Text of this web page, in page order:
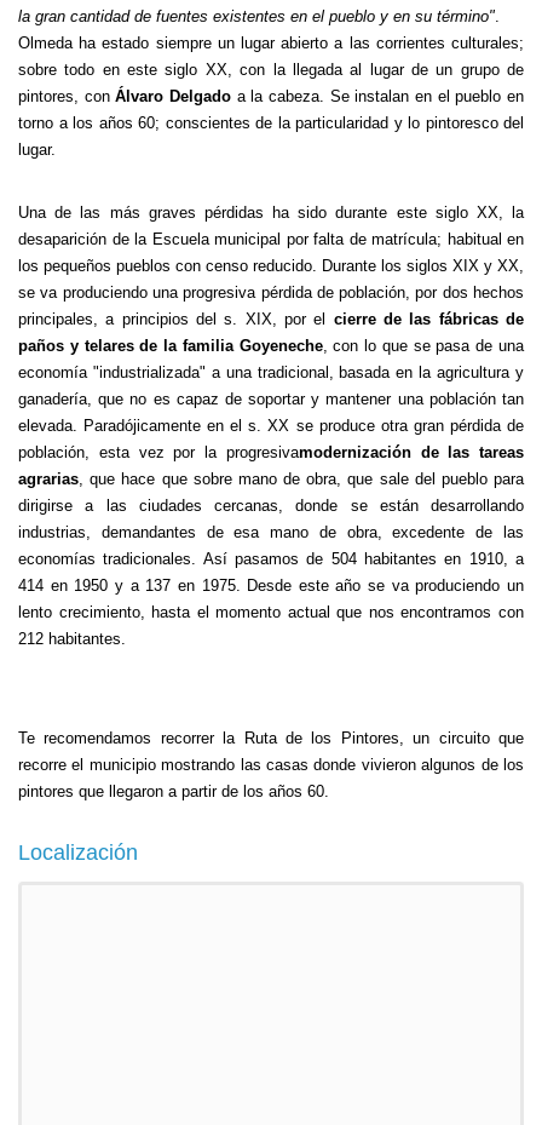
la gran cantidad de fuentes existentes en el pueblo y en su término".
Olmeda ha estado siempre un lugar abierto a las corrientes culturales;
sobre todo en este siglo XX, con la llegada al lugar de un grupo de
pintores, conÁlvaro Delgado a la cabeza. Se instalan en el pueblo en
torno a los años 60; conscientes de la particularidad y lo pintoresco del
lugar.
Una de las más graves pérdidas ha sido durante este siglo XX, la
desaparición de la Escuela municipal por falta de matrícula; habitual en
los pequeños pueblos con censo reducido. Durante los siglos XIX y XX,
se va produciendo una progresiva pérdida de población, por dos hechos
principales, a principios del s. XIX, por el cierre de las fábricas de
paños y telares de la familia Goyeneche, con lo que se pasa de una
economía "industrializada" a una tradicional, basada en la agricultura y
ganadería, que no es capaz de soportar y mantener una población tan
elevada. Paradójicamente en el s. XX se produce otra gran pérdida de
población, esta vez por la progresivamodernización de las tareas
agrarias, que hace que sobre mano de obra, que sale del pueblo para
dirigirse a las ciudades cercanas, donde se están desarrollando
industrias, demandantes de esa mano de obra, excedente de las
economías tradicionales. Así pasamos de 504 habitantes en 1910, a
414 en 1950 y a 137 en 1975. Desde este año se va produciendo un
lento crecimiento, hasta el momento actual que nos encontramos con
212 habitantes.
Te recomendamos recorrer la Ruta de los Pintores, un circuito que
recorre el municipio mostrando las casas donde vivieron algunos de los
pintores que llegaron a partir de los años 60.
Localización